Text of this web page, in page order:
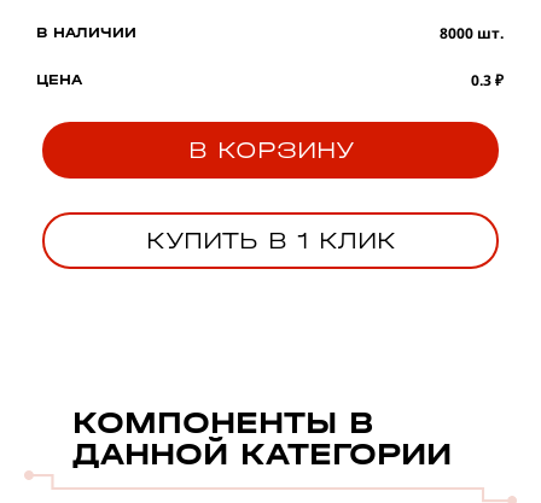
В НАЛИЧИИ 8000 шт.
ЦЕНА 0.3 ₽
В КОРЗИНУ
КУПИТЬ В 1 КЛИК
КОМПОНЕНТЫ В
ДАННОЙ КАТЕГОРИИ